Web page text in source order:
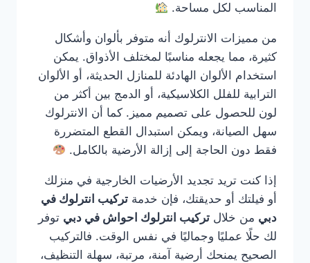
المناسب لكل مساحة.
من مميزات الانترلوك أنه متوفر بألوان وأشكال
كثيرة، مما يجعله مناسبًا لمختلف الأذواق. يمكن
استخدام الألوان الهادئة للمنازل الحديثة، أو الألوان
الترابية للفلل الكلاسيكية، أو الدمج بين أكثر من
لون للحصول على تصميم مميز. كما أن الانترلوك
سهل الصيانة، ويمكن استبدال القطع المتضررة
فقط دون الحاجة إلى إزالة الأرضية بالكامل.
إذا كنت تريد تجديد الأرضيات الخارجية في منزلك
أو فيلتك أو حديقتك، فإن خدمة تركيب انترلوك في
دبي من خلال تركيب انترلوك احواش في دبي توفر
لك حلًا عمليًا وجماليًا في نفس الوقت. فالتركيب
الصحيح يمنحك أرضية آمنة، مرتبة، سهلة التنظيف،